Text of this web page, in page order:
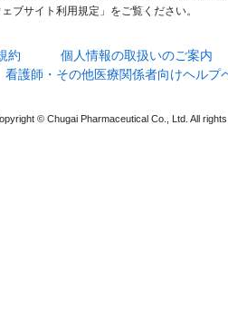
ブサイト利用規定」をご覧ください。
約 個人情報の取扱いのご案内
看護師・その他医療関係者向けヘルプ
© Chugai Pharmaceutical Co., Ltd. All rights